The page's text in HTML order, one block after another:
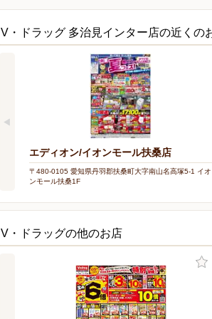
V・ドラッグ 多治見インター店の近くの
エディオン/イオンモール扶桑店
〒480-0105 愛知県丹羽郡扶桑町大字南山名高塚5-1 イオ
ンモール扶桑1F
V・ドラッグの他のお店